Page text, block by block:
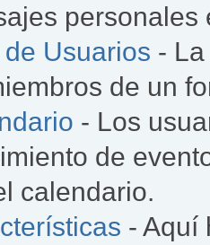
personales
Usuarios -
de un
- Los
de
calendario.
- Aquí